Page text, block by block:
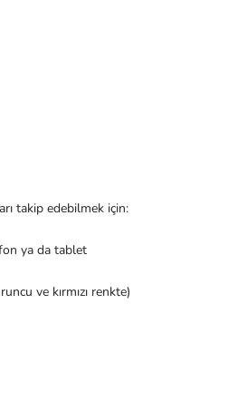
takip edebilmek için:
ya da tablet
ve kırmızı renkte)